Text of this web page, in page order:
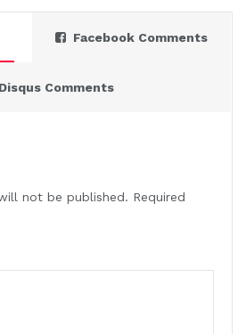
Facebook Comments
Disqus Comments
not be published. Required